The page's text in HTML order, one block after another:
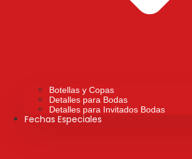
Botellas y Copas
Detalles para Bodas
Detalles para Invitados Bodas
Fechas Especiales